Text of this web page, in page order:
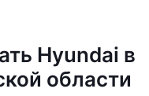
Hyundai в
области